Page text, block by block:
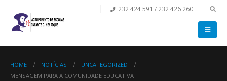
232 424 591 / 232 426 260
HOME NOTÍCIAS
UNCATEGORIZED
MENSAGEM PARA A COMUNIDADE EDUCATIVA